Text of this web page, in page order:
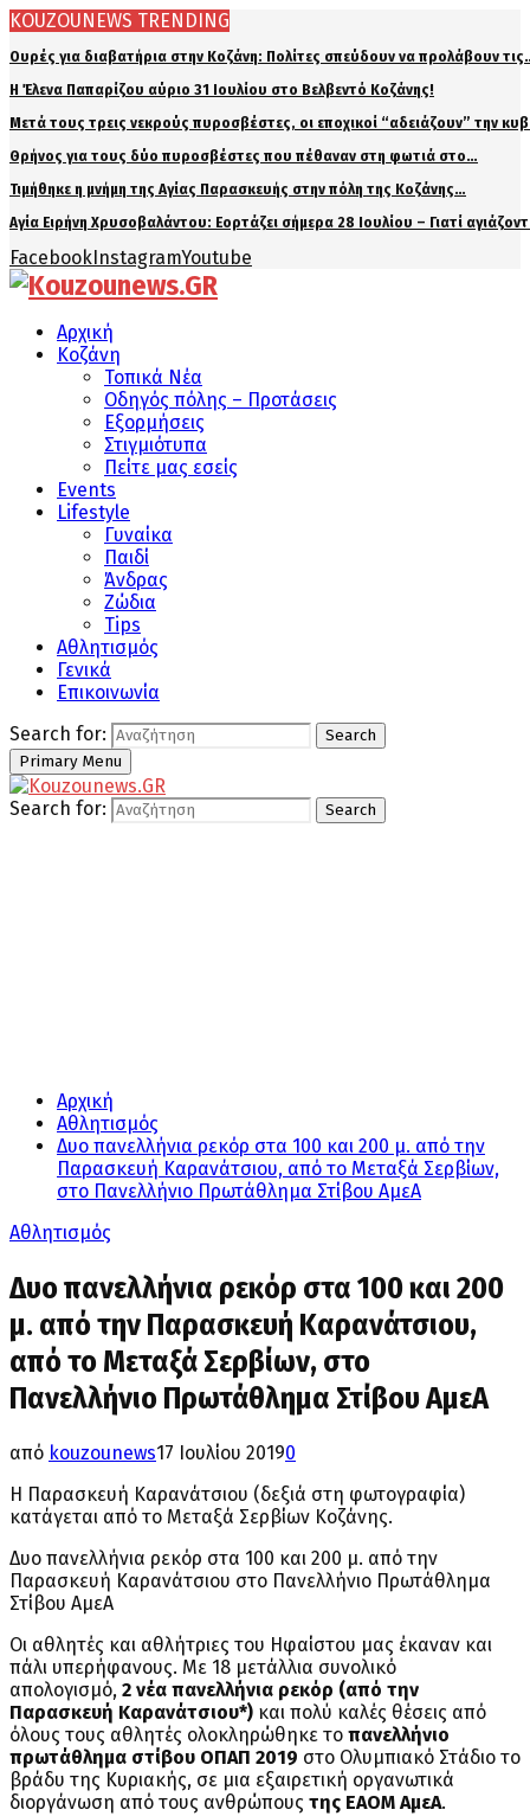
KOUZOUNEWS TRENDING
Ουρές για διαβατήρια στην Κοζάνη: Πολίτες σπεύδουν να προλάβουν
Η Έλενα Παπαρίζου αύριο 31 Ιουλίου στο Βελβεντό Κοζάνης!
Μετά τους τρεις νεκρούς πυροσβέστες, οι εποχικοί “αδειάζουν” την
Θρήνος για τους δύο πυροσβέστες που πέθαναν στη φωτιά στο…
Τιμήθηκε η μνήμη της Αγίας Παρασκευής στην πόλη της Κοζάνης…
Αγία Ειρήνη Χρυσοβαλάντου: Εορτάζει σήμερα 28 Ιουλίου – Γιατί
FacebookInstagramYoutube
Αρχική
Κοζάνη
Τοπικά Νέα
Οδηγός πόλης – Προτάσεις
Εξορμήσεις
Στιγμιότυπα
Πείτε μας εσείς
Events
Lifestyle
Γυναίκα
Παιδί
Άνδρας
Ζώδια
Tips
Αθλητισμός
Γενικά
Επικοινωνία
Search for:
Search
Primary Menu
Search for: Search
Αρχική
Αθλητισμός
Δυο πανελλήνια ρεκόρ στα 100 και 200 μ. από την
Παρασκευή Καρανάτσιου, από το Μεταξά Σερβίων,
στο Πανελλήνιο Πρωτάθλημα Στίβου ΑμεΑ
Αθλητισμός
Δυο πανελλήνια ρεκόρ στα 100 και 200
μ. από την Παρασκευή Καρανάτσιου,
από το Μεταξά Σερβίων, στο
Πανελλήνιο Πρωτάθλημα Στίβου ΑμεΑ
από kouzounews17 Ιουλίου 20190
Η Παρασκευή Καρανάτσιου (δεξιά στη φωτογραφία)
κατάγεται από το Μεταξά Σερβίων Κοζάνης.
Δυο πανελλήνια ρεκόρ στα 100 και 200 μ. από την
Παρασκευή Καρανάτσιου στο Πανελλήνιο Πρωτάθλημα
Στίβου ΑμεΑ
Οι αθλητές και αθλήτριες του Ηφαίστου μας έκαναν και
πάλι υπερήφανους. Με 18 μετάλλια συνολικό
απολογισμό, 2 νέα πανελλήνια ρεκόρ (από την
Παρασκευή Καρανάτσιου*) και πολύ καλές θέσεις από
όλους τους αθλητές ολοκληρώθηκε το πανελλήνιο
πρωτάθλημα στίβου ΟΠΑΠ 2019 στο Ολυμπιακό Στάδιο το
βράδυ της Κυριακής, σε μια εξαιρετική οργανωτικά
διοργάνωση από τους ανθρώπους της ΕΑΟΜ ΑμεΑ.